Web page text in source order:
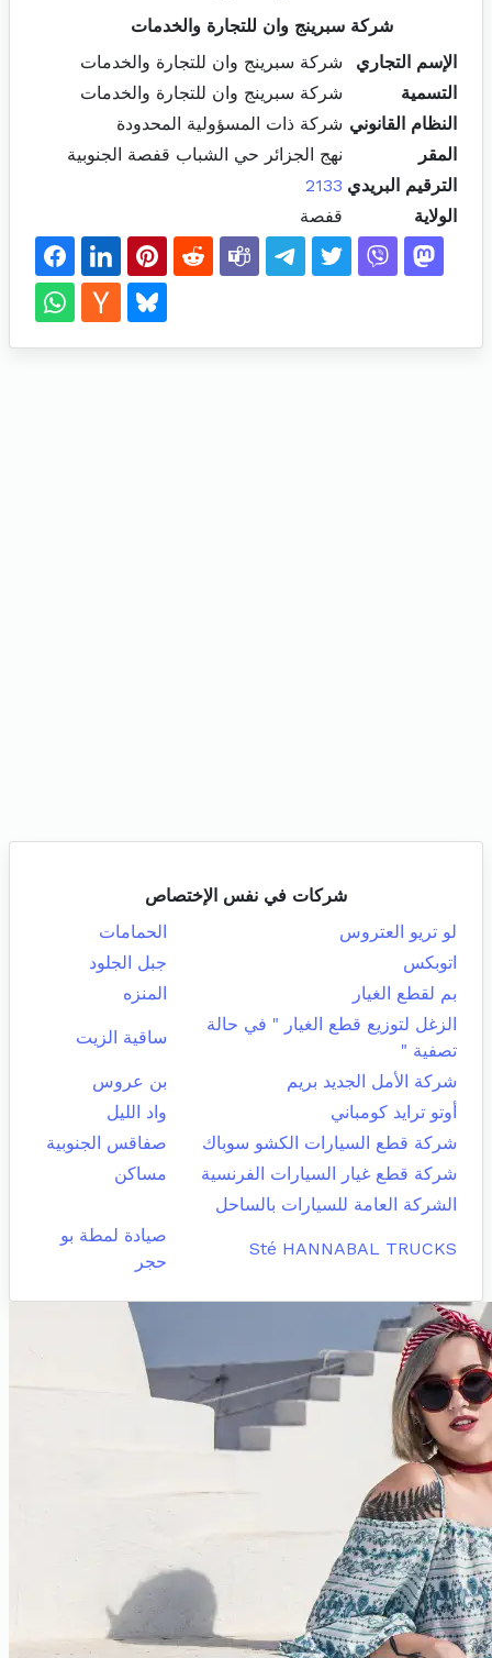
شركة سبرينج وان للتجارة والخدمات
الإسم التجاري
شركة سبرينج وان للتجارة والخدمات
التسمية
شركة سبرينج وان للتجارة والخدمات
النظام القانوني شركة ذات المسؤولية المحدودة
المقر
نهج الجزائر حي الشباب قفصة الجنوبية
الترقيم البريدي 2133
الولاية
قفصة
شركات في نفس الإختصاص
لو تريو العتروس
الحمامات
اتوبكس
جبل الجلود
بم لقطع الغيار
المنزه
الزغل لتوزيع قطع الغيار " في حالة
تصفية "
ساقية الزيت
شركة الأمل الجديد بريم
بن عروس
أوتو ترايد كومباني
واد الليل
شركة قطع السيارات الكشو سوباك
صفاقس الجنوبية
شركة قطع غيار السيارات الفرنسية
مساكن
الشركة العامة للسيارات بالساحل
Sté HANNABAL TRUCKS
صيادة لمطة بو
حجر